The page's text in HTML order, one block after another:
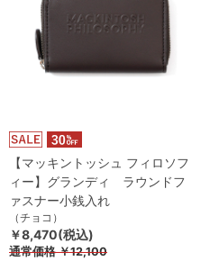
【マッキントッシュ フィロソフ
ィー】グランディ ラウンドフ
ァスナー小銭入れ
（チョコ）
￥8,470(税込)
通常価格￥12,100